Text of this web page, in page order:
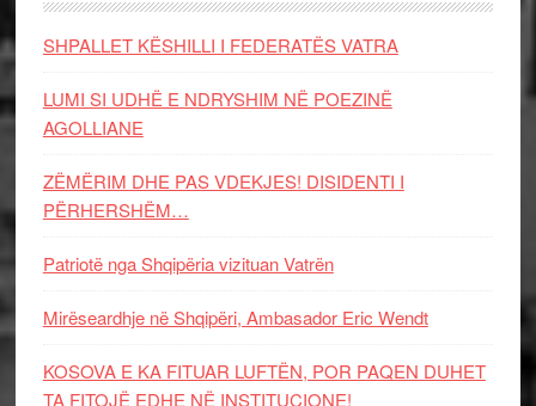
SHPALLET KËSHILLI I FEDERATËS VATRA
LUMI SI UDHË E NDRYSHIM NË POEZINË
AGOLLIANE
ZËMËRIM DHE PAS VDEKJES! DISIDENTI I
PËRHERSHËM…
Patriotë nga Shqipëria vizituan Vatrën
Mirëseardhje në Shqipëri, Ambasador Eric Wendt
KOSOVA E KA FITUAR LUFTËN, POR PAQEN DUHET
TA FITOJË EDHE NË INSTITUCIONE!